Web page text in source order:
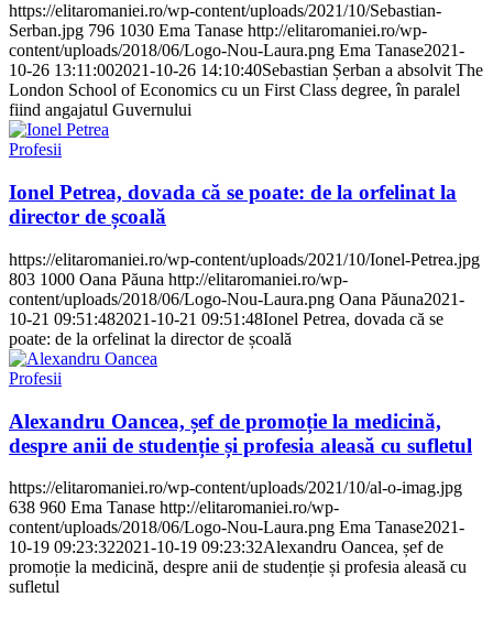
https://elitaromaniei.ro/wp-content/uploads/2021/10/Sebastian-
Serban.jpg 796 1030 Ema Tanase http://elitaromaniei.ro/wp-
content/uploads/2018/06/Logo-Nou-Laura.png Ema Tanase2021-
10-26 13:11:002021-10-26 14:10:40Sebastian Șerban a absolvit The
London School of Economics cu un First Class degree, în paralel
fiind angajatul Guvernului
Profesii
Ionel Petrea, dovada că se poate: de la orfelinat la
director de școală
https://elitaromaniei.ro/wp-content/uploads/2021/10/Ionel-Petrea.jpg
803 1000 Oana Păuna http://elitaromaniei.ro/wp-
content/uploads/2018/06/Logo-Nou-Laura.png Oana Păuna2021-
10-21 09:51:482021-10-21 09:51:48Ionel Petrea, dovada că se
poate: de la orfelinat la director de școală
Profesii
Alexandru Oancea, șef de promoție la medicină,
despre anii de studenție și profesia aleasă cu sufletul
https://elitaromaniei.ro/wp-content/uploads/2021/10/al-o-imag.jpg
638 960 Ema Tanase http://elitaromaniei.ro/wp-
content/uploads/2018/06/Logo-Nou-Laura.png Ema Tanase2021-
10-19 09:23:322021-10-19 09:23:32Alexandru Oancea, șef de
promoție la medicină, despre anii de studenție și profesia aleasă cu
sufletul